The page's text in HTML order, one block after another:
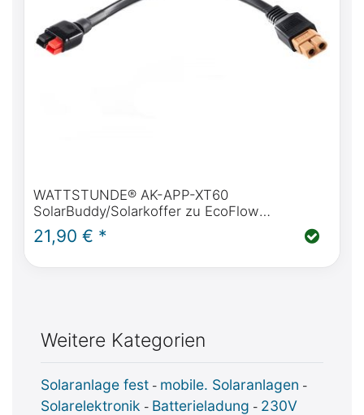
WATTSTUNDE® AK-APP-XT60
SolarBuddy/Solarkoffer zu EcoFlow
Adapterkabel, Anderson Power Pole Stecker
auf XT60 Stecker
21,90 € *
Weitere Kategorien
Solaranlage fest - mobile. Solaranlagen -
Solarelektronik - Batterieladung - 230V